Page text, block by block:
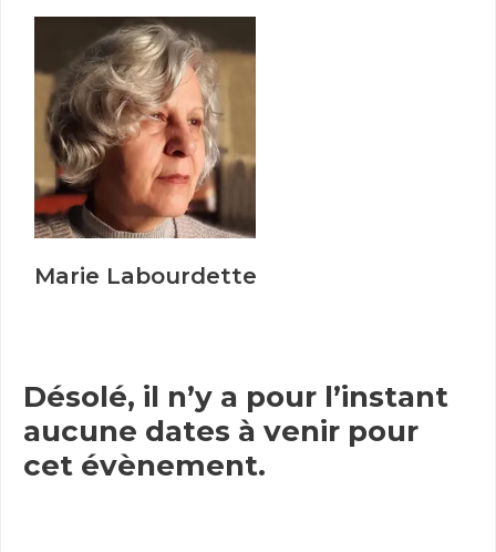
Marie Labourdette
Désolé, il n’y a pour l’instant
aucune dates à venir pour
cet évènement.